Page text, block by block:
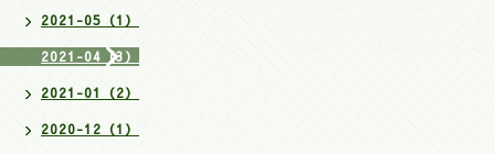
2021-05（1）
2021-04（3）
2021-01（2）
2020-12（1）